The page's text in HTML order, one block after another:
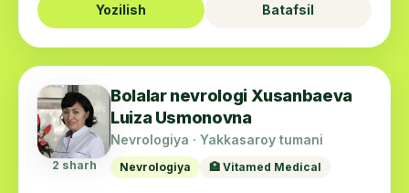
Yozilish Batafsil
2 sharh
Bolalar nevrologi Xusanbaeva
Luiza Usmonovna
Nevrologiya · Yakkasaroy tumani
Nevrologiya 🏥 Vitamed Medical